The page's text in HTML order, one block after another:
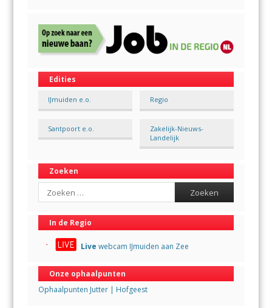
Edities
IJmuiden e.o. Regio
Santpoort e.o.
Zakelijk-Nieuws-
Landelijk
Zoeken
Search
In de Regio
Live webcam IJmuiden aan Zee
Onze ophaalpunten
Ophaalpunten Jutter | Hofgeest